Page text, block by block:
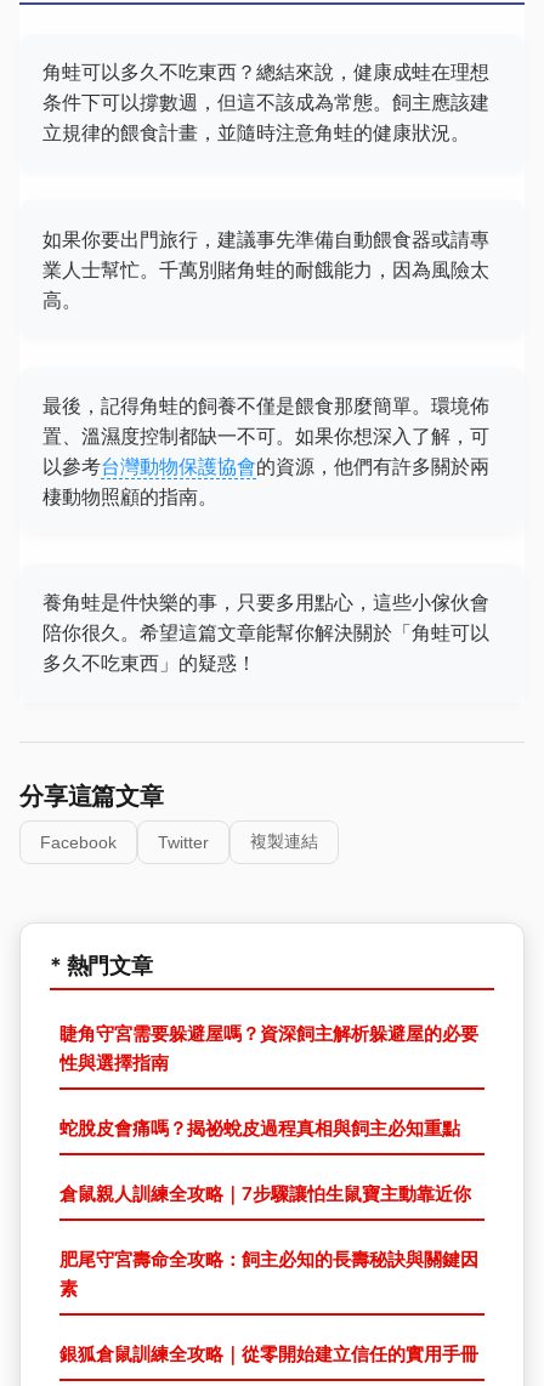
角蛙可以多久不吃東西？總結來說，健康成蛙在理想
条件下可以撐數週，但這不該成為常態。飼主應該建
立規律的餵食計畫，並隨時注意角蛙的健康狀況。
如果你要出門旅行，建議事先準備自動餵食器或請專
業人士幫忙。千萬別賭角蛙的耐餓能力，因為風險太
高。
最後，記得角蛙的飼養不僅是餵食那麼簡單。環境佈
置、溫濕度控制都缺一不可。如果你想深入了解，可
以參考台灣動物保護協會的資源，他們有許多關於兩
棲動物照顧的指南。
養角蛙是件快樂的事，只要多用點心，這些小傢伙會
陪你很久。希望這篇文章能幫你解決關於「角蛙可以
多久不吃東西」的疑惑！
分享這篇文章
Facebook Twitter 複製連結
* 熱門文章
睫角守宮需要躲避屋嗎？資深飼主解析躲避屋的必要
性與選擇指南
蛇脫皮會痛嗎？揭祕蛻皮過程真相與飼主必知重點
倉鼠親人訓練全攻略｜7步驟讓怕生鼠寶主動靠近你
肥尾守宮壽命全攻略：飼主必知的長壽秘訣與關鍵因
素
銀狐倉鼠訓練全攻略｜從零開始建立信任的實用手冊